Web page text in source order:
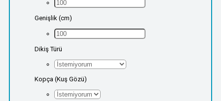
Genişlik (cm)
Dikiş Türü
Kopça (Kuş Gözü)